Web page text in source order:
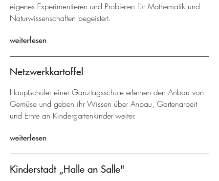
eigenes Experimentieren und Probieren für Mathematik und
Naturwissenschaften begeistert.
weiterlesen
Netzwerkkartoffel
Hauptschüler einer Ganztagsschule erlernen den Anbau von
Gemüse und geben ihr Wissen über Anbau, Gartenarbeit
und Ernte an Kindergartenkinder weiter.
weiterlesen
Kinderstadt „Halle an Salle"